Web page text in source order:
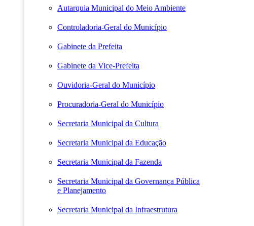
Autarquia Municipal do Meio Ambiente
Controladoria-Geral do Município
Gabinete da Prefeita
Gabinete da Vice-Prefeita
Ouvidoria-Geral do Município
Procuradoria-Geral do Município
Secretaria Municipal da Cultura
Secretaria Municipal da Educação
Secretaria Municipal da Fazenda
Secretaria Municipal da Governança Pública
e Planejamento
Secretaria Municipal da Infraestrutura